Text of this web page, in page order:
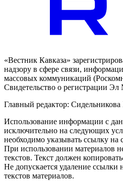
«Вестник Кавказа»
надзору в сфере связи,
массовых коммуникаций
Свидетельство о регистрации
Главный редактор:
Использование информации с
исключительно на следующих
необходимо указывать ссылку на
При использовании материалов
текстов. Текст должен
Не допускается удаление ссылки
текстов материалов.